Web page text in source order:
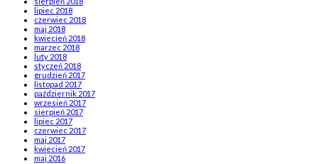
lipiec 2018
czerwiec 2018
maj 2018
kwiecień 2018
marzec 2018
luty 2018
styczeń 2018
grudzień 2017
listopad 2017
październik 2017
wrzesień 2017
sierpień 2017
lipiec 2017
czerwiec 2017
maj 2017
kwiecień 2017
maj 2016